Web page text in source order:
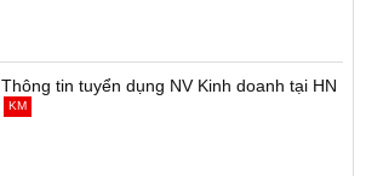
Thông tin tuyển dụng NV Kinh doanh tại HN
KM